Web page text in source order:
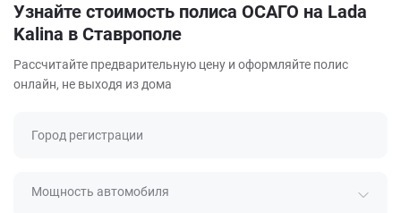
Узнайте стоимость полиса ОСАГО на Lada
Kalina в Ставрополе
Рассчитайте предварительную цену и оформляйте полис
онлайн, не выходя из дома
Город регистрации
Мощность автомобиля